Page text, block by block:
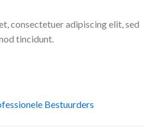
consectetuer adipiscing elit, sed
tincidunt.
Bestuurders